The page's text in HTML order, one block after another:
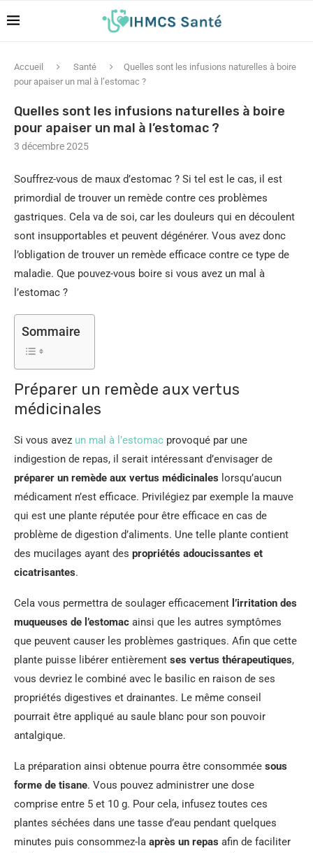
Accueil Santé
Quelles sont les infusions naturelles à boire
pour apaiser un mal à l’estomac ?
Quelles sont les infusions naturelles à boire
pour apaiser un mal à l’estomac ?
3 décembre 2025
Souffrez-vous de maux d’estomac ? Si tel est le cas, il est
primordial de trouver un remède contre ces problèmes
gastriques. Cela va de soi, car les douleurs qui en découlent
sont insupportables et peuvent dégénérer. Vous avez donc
l’obligation de trouver un remède efficace contre ce type de
maladie. Que pouvez-vous boire si vous avez un mal à
l’estomac ?
Sommaire
Préparer un remède aux vertus
médicinales
Si vous avez un mal à l’estomac provoqué par une
indigestion de repas, il serait intéressant d’envisager de
préparer un remède aux vertus médicinales lorsqu’aucun
médicament n’est efficace. Privilégiez par exemple la mauve
qui est une plante réputée pour être efficace en cas de
problème de digestion d’aliments. Une telle plante contient
des mucilages ayant des propriétés adoucissantes et
cicatrisantes.
Cela vous permettra de soulager efficacement l’irritation des
muqueuses de l’estomac ainsi que les autres symptômes
que peuvent causer les problèmes gastriques. Afin que cette
plante puisse libérer entièrement ses vertus thérapeutiques,
vous devriez le combiné avec le basilic en raison de ses
propriétés digestives et drainantes. Le même conseil
pourrait être appliqué au saule blanc pour son pouvoir
antalgique.
La préparation ainsi obtenue pourra être consommée sous
forme de tisane. Vous pouvez administrer une dose
comprise entre 5 et 10 g. Pour cela, infusez toutes ces
plantes séchées dans une tasse d’eau pendant quelques
minutes puis consommez-la après un repas afin de faciliter